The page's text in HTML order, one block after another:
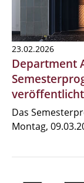
23.02.2026
Department
veröffentlicht
Das
Montag,